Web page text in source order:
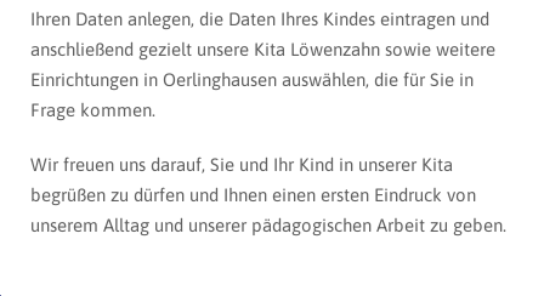
Ihren Daten anlegen, die Daten Ihres Kindes eintragen und
anschließend gezielt unsere Kita Löwenzahn sowie weitere
Einrichtungen in Oerlinghausen auswählen, die für Sie in
Frage kommen.
Wir freuen uns darauf, Sie und Ihr Kind in unserer Kita
begrüßen zu dürfen und Ihnen einen ersten Eindruck von
unserem Alltag und unserer pädagogischen Arbeit zu geben.